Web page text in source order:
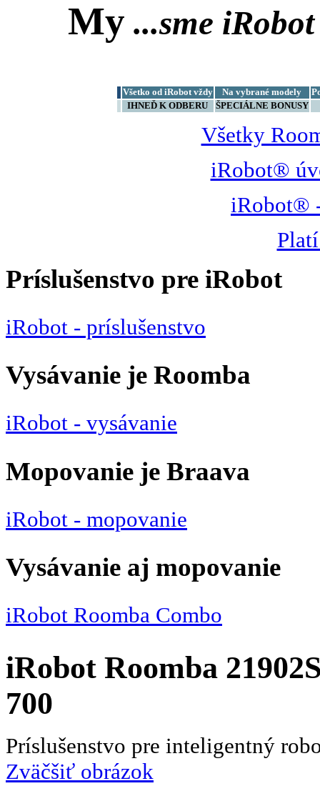
My ...sme iRobot
Všetko od iRobot vždy Na vybrané modely
IHNEĎ K ODBERU
ŠPECIÁLNE BONUSY
Všetky
iRobot®
iRobot®
Príslušenstvo pre iRobot
iRobot - príslušenstvo
Vysávanie je Roomba
iRobot - vysávanie
Mopovanie je Braava
iRobot - mopovanie
Vysávanie aj mopovanie
iRobot Roomba Combo
iRobot Roomba
700
Príslušenstvo pre inteligentný
Zväčšiť obrázok